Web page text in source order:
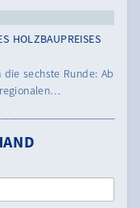
HOLZBAUPREISES
sechste Runde: Ab